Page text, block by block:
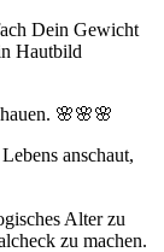
Dein Gewicht
Hautbild
🌸🌸🌸
anschaut,
Alter zu
zu machen.